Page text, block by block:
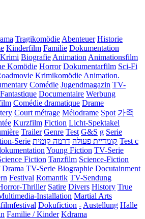
Tragikomödie Abenteuer Historie
Kinderfilm Familie Dokumentation
Krimi Biografie Animation Animationsfilm
Komödie Horror Dokumentarfilm Sci-Fi
Krimikomödie Animation.
Comédie Jugendmagazin TV-
Fantastique Documentaire Werbung
Comédie dramatique Drame
Court métrage Mélodrame Spot 가족
Kurzfilm Fiction Licht-Spektakel
Trailer Genre Test G&S g Serie
Serie קומדיית פעולה דרמה קומית
Test c
Young Fiction TV-Serie
Fiction Tanzfilm Science-Fiction
Drama TV-Serie Biographie Docutainment
Festival Romantik TV-Sendung
Thriller Satire Divers History True
Installation Martial Arts
Dokufiction - Austellung Halle
Familie / Kinder Kdrama